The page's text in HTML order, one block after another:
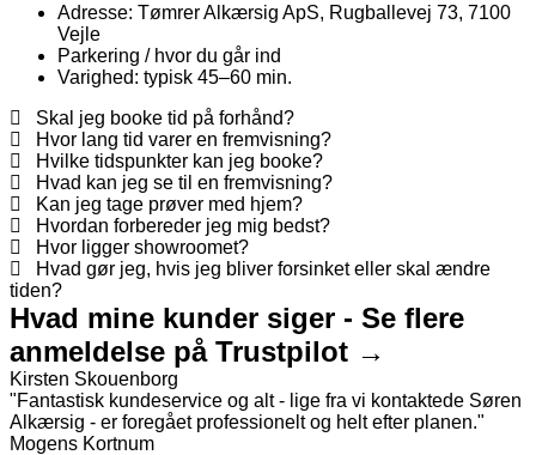
Adresse: Tømrer Alkærsig ApS, Rugballevej 73, 7100
Vejle
Parkering / hvor du går ind
Varighed: typisk 45–60 min.
Skal jeg booke tid på forhånd?
Hvor lang tid varer en fremvisning?
Hvilke tidspunkter kan jeg booke?
Hvad kan jeg se til en fremvisning?
Kan jeg tage prøver med hjem?
Hvordan forbereder jeg mig bedst?
Hvor ligger showroomet?
Hvad gør jeg, hvis jeg bliver forsinket eller skal ændre
tiden?
Hvad mine kunder siger - Se flere
anmeldelse på Trustpilot →
Kirsten Skouenborg
"Fantastisk kundeservice og alt - lige fra vi kontaktede Søren
Alkærsig - er foregået professionelt og helt efter planen."
Mogens Kortnum